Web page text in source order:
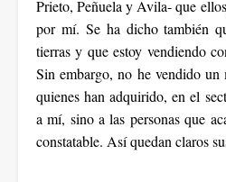
Prieto, Peñuela y Avila- que
por mí. Se ha dicho también
tierras y que estoy vendiendo
Sin embargo, no he vendido un
quienes han adquirido, en el
a mí, sino a las personas que
constatable. Así quedan claros